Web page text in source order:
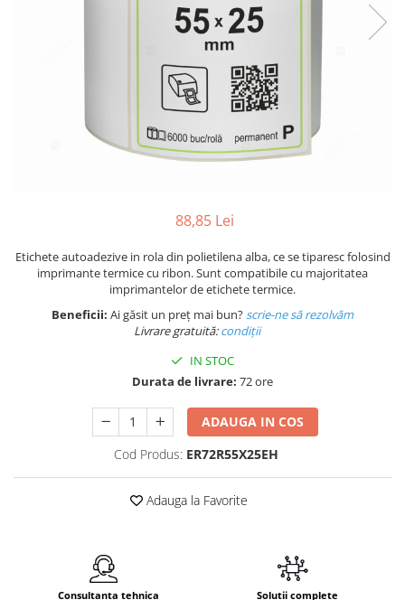
Pungi coloane de aer
Separatoare carton si coltare88,85 Lei
Etichete autoadezive in rola din polietilena alba, ce se tiparesc folosind
imprimante termice cu ribon. Sunt compatibile cu majoritatea
imprimantelor de etichete termice.
Beneficii: Ai găsit un preț mai bun?scrie-ne să rezolvăm
Livrare gratuită:condiții
IN STOC
Durata de livrare: 72 ore
ADAUGA IN COS
Cod Produs: ER72R55X25EH
Adauga la Favorite
Consultanta tehnica Solutii complete